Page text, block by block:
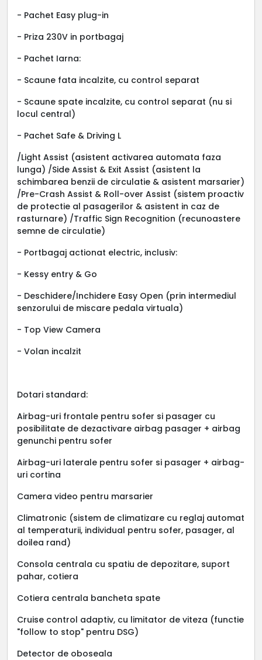
- Pachet Easy plug-in
- Priza 230V in portbagaj
- Pachet Iarna:
- Scaune fata incalzite, cu control separat
- Scaune spate incalzite, cu control separat (nu si
locul central)
- Pachet Safe & Driving L
/Light Assist (asistent activarea automata faza
lunga) /Side Assist & Exit Assist (asistent la
schimbarea benzii de circulatie & asistent marsarier)
/Pre-Crash Assist & Roll-over Assist (sistem proactiv
de protectie al pasagerilor & asistent in caz de
rasturnare) /Traffic Sign Recognition (recunoastere
semne de circulatie)
- Portbagaj actionat electric, inclusiv:
- Kessy entry & Go
- Deschidere/Inchidere Easy Open (prin intermediul
senzorului de miscare pedala virtuala)
- Top View Camera
- Volan incalzit
Dotari standard:
Airbag-uri frontale pentru sofer si pasager cu
posibilitate de dezactivare airbag pasager + airbag
genunchi pentru sofer
Airbag-uri laterale pentru sofer si pasager + airbag-
uri cortina
Camera video pentru marsarier
Climatronic (sistem de climatizare cu reglaj automat
al temperaturii, individual pentru sofer, pasager, al
doilea rand)
Consola centrala cu spatiu de depozitare, suport
pahar, cotiera
Cotiera centrala bancheta spate
Cruise control adaptiv, cu limitator de viteza (functie
"follow to stop" pentru DSG)
Detector de oboseala